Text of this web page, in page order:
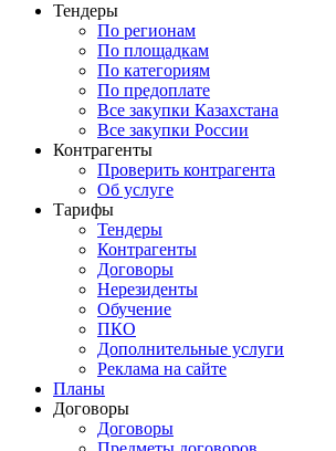
Тендеры
По регионам
По площадкам
По категориям
По предоплате
Все закупки Казахстана
Все закупки России
Контрагенты
Проверить контрагента
Об услуге
Тарифы
Тендеры
Контрагенты
Договоры
Нерезиденты
Обучение
ПКО
Дополнительные услуги
Реклама на сайте
Планы
Договоры
Договоры